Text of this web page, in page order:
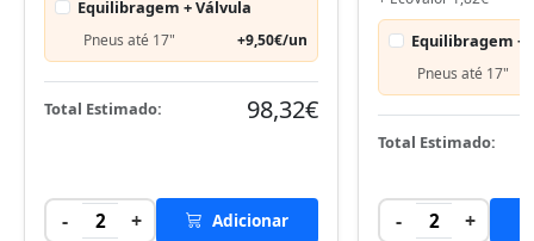
Equilibragem + Válvula
Pneus até 17" +9,50€/un
Total Estimado: 98,32€
- 2 + Adicionar
Equilibragem +
Pneus até 17"
Total Estimado:
- 2 +